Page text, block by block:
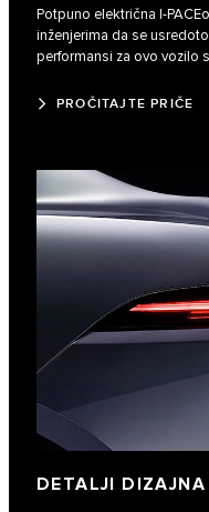
Potpuno električna
inženjerima da se
performansi za ovo vozilo
PROČITAJTE PRIČE
DETALJI DIZAJNA